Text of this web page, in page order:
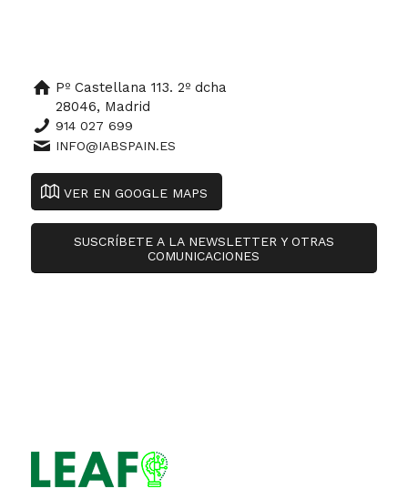
Pº Castellana 113. 2º dcha
28046, Madrid
914 027 699
INFO@IABSPAIN.ES
VER EN GOOGLE MAPS
SUSCRÍBETE A LA NEWSLETTER Y OTRAS
COMUNICACIONES